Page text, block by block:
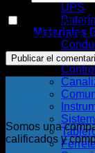
UPS
Materiales
Mufas
Guarda mi
navegador para
Somos una
calificados y